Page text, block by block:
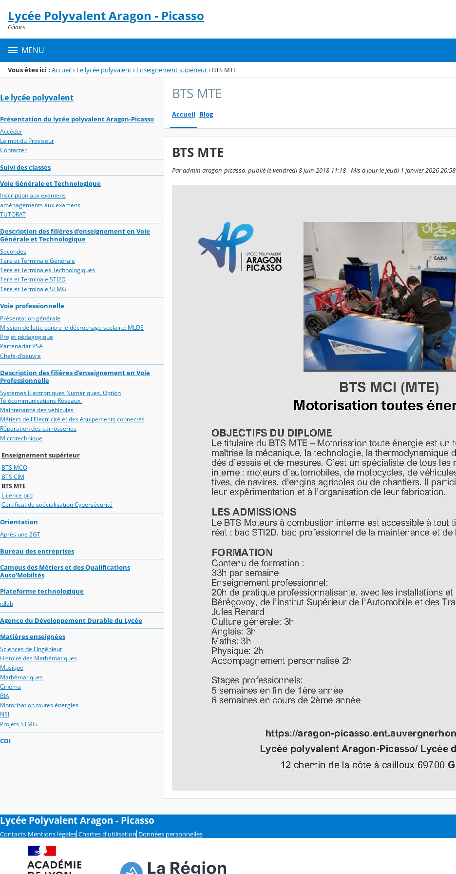
Menu de la rubrique
Contenu
Lycée Polyvalent Aragon - Picasso
Givors
MENU
Vous êtes ici : Accueil› Le lycée polyvalent› Enseignement supérieur› BTS MTE
Le lycée polyvalent
Présentation du lycée polyvalent Aragon-Picasso
Accéder
Le mot du Proviseur
Contacter
Suivi des classes
Voie Générale et Technologique
Inscription aux examens
aménagements aux examens
TUTORAT
Description des filières d'enseignement en Voie
Générale et Technologique
Secondes
1ere et Terminale Générale
1ere et Terminales Technologiques
1ere et Terminale STI2D
1ere et Terminale STMG
Voie professionnelle
Présentation générale
Mission de lutte contre le décrochage scolaire: MLDS
Projet pédagogique
Partenariat PSA
Chefs-d'oeuvre
Description des filières d'enseignement en Voie
Professionnelle
Systèmes Electroniques Numériques. Option
Télécommunications Réseaux.
Maintenance des véhicules
Métiers de l'Electricité et des équipements connectés
Réparation des carrosseries
Microtechnique
Enseignement supérieur
BTS MCO
BTS CIM
BTS MTE
Licence pro
Certificat de spécialisation Cybersécurité
Orientation
Après une 2GT
Bureau des entreprises
Campus des Métiers et des Qualifications
Auto'Mobiltés
Plateforme technologique
idlab
Agence du Développement Durable du Lycée
Matières enseignées
Sciences de l'Ingénieur
Histoire des Mathématiques
Musique
Mathématiques
Cinéma
BIA
Motorisation toutes énergies
NSI
Projets STMG
CDI
BTS MTE
Accueil Blog
BTS MTE
Par admin aragon-picasso, publié le vendredi 8 juin 2018 11:18 - Mis à jour le jeudi 1 janvier 2026 20:58
Lycée Polyvalent Aragon - Picasso
Contacts Mentions légales Chartes d'utilisation Données personnelles